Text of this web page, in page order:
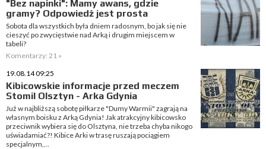
"Bez napinki": Mamy awans, gdzie
gramy? Odpowiedź jest prosta
Sobota dla wszystkich była dniem radosnym, bo jak się nie
cieszyć po zwycięstwie nad Arką i drugim miejscem w
tabeli?
Komentarzy: 21 »
19.08.14 09:25
Kibicowskie informacje przed meczem
Stomil Olsztyn - Arka Gdynia
Już w najbliższą sobotę piłkarze "Dumy Warmii" zagrają na
własnym boisku z Arką Gdynia! Jak atrakcyjny kibicowsko
przeciwnik wybiera się do Olsztyna, nie trzeba chyba nikogo
uświadamiać?! Kibice Arki w trasę ruszają pociągiem
specjalnym,...